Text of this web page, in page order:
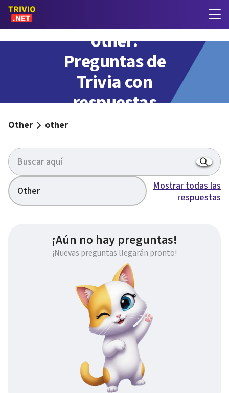
other:
Preguntas de
Trivia con
respuestas
Other other
Other
Mostrar todas las
respuestas
¡Aún no hay preguntas!
¡Nuevas preguntas llegarán pronto!